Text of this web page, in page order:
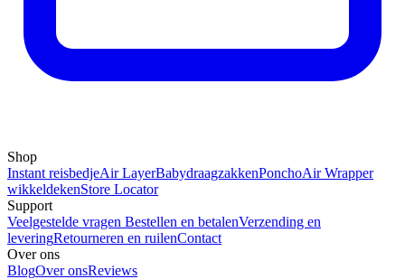
Shop
Instant reisbedjeAir LayerBabydraagzakkenPonchoAir Wrapper
wikkeldekenStore Locator
Support
Veelgestelde vragen Bestellen en betalenVerzending en
leveringRetourneren en ruilenContact
Over ons
BlogOver onsReviews